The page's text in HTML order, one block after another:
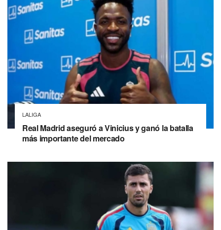
LALIGA
Real Madrid aseguró a Vinicius y ganó la batalla
más importante del mercado